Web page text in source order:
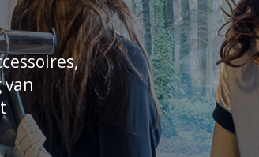
van